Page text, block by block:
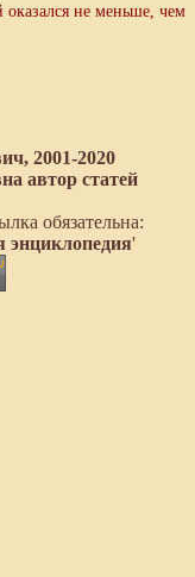
оказался не меньше, чем
2001-2020
автор статей
обязательна:
энциклопедия'